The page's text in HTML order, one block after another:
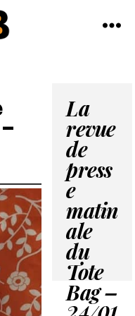
La
revue
de
press
e
matin
ale
du
Tote
Bag –